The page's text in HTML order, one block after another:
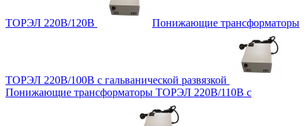
ТОРЭЛ 220В/120В Понижающие трансформаторы
ТОРЭЛ 220В/100В с гальванической развязкой
Понижающие трансформаторы ТОРЭЛ 220В/110В с